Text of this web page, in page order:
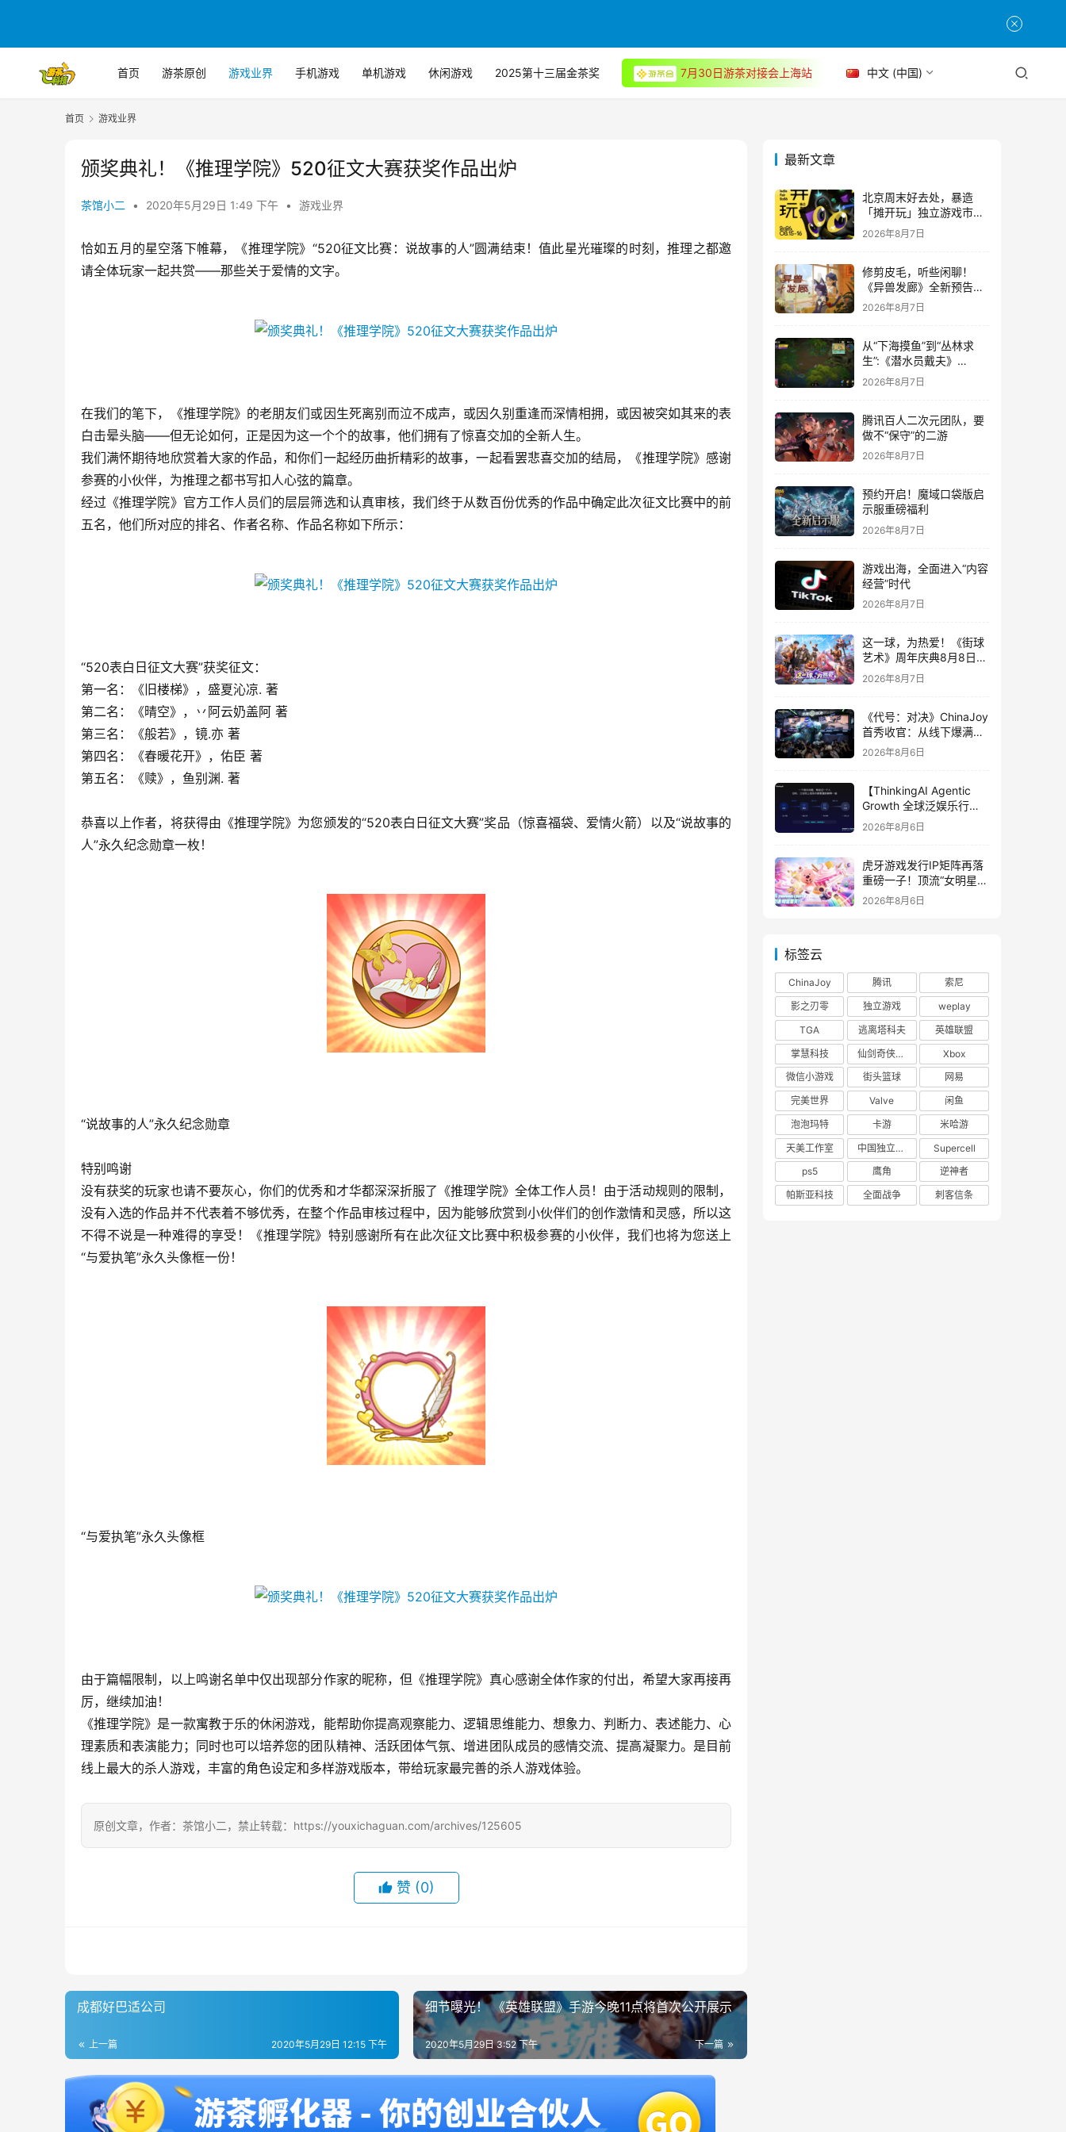
首页 游茶原创 游戏业界 手机游戏 单机游戏 休闲游戏 2025第十三届金茶奖 7月30日游茶对接会上海站 中文 (中国)
首页 游戏业界
颁奖典礼！《推理学院》520征文大赛获奖作品出炉
茶馆小二 • 2020年5月29日 1:49 下午 • 游戏业界
恰如五月的星空落下帷幕，《推理学院》“520征文比赛：说故事的人”圆满结束！值此星光璀璨的时刻，推理之都邀
请全体玩家一起共赏——那些关于爱情的文字。
在我们的笔下，《推理学院》的老朋友们或因生死离别而泣不成声，或因久别重逢而深情相拥，或因被突如其来的表
白击晕头脑——但无论如何，正是因为这一个个的故事，他们拥有了惊喜交加的全新人生。
我们满怀期待地欣赏着大家的作品，和你们一起经历曲折精彩的故事，一起看罢悲喜交加的结局，《推理学院》感谢
参赛的小伙伴，为推理之都书写扣人心弦的篇章。
经过《推理学院》官方工作人员们的层层筛选和认真审核，我们终于从数百份优秀的作品中确定此次征文比赛中的前
五名，他们所对应的排名、作者名称、作品名称如下所示：
“520表白日征文大赛”获奖征文：
第一名：《旧楼梯》，盛夏沁凉. 著
第二名：《晴空》，丷阿云奶盖阿 著
第三名：《般若》，镜.亦 著
第四名：《春暖花开》，佑臣 著
第五名：《赎》，鱼别渊. 著
恭喜以上作者，将获得由《推理学院》为您颁发的“520表白日征文大赛”奖品（惊喜福袋、爱情火箭）以及“说故事的
人”永久纪念勋章一枚！
“说故事的人”永久纪念勋章
特别鸣谢
没有获奖的玩家也请不要灰心，你们的优秀和才华都深深折服了《推理学院》全体工作人员！由于活动规则的限制，
没有入选的作品并不代表着不够优秀，在整个作品审核过程中，因为能够欣赏到小伙伴们的创作激情和灵感，所以这
不得不说是一种难得的享受！《推理学院》特别感谢所有在此次征文比赛中积极参赛的小伙伴，我们也将为您送上
“与爱执笔”永久头像框一份！
“与爱执笔”永久头像框
由于篇幅限制，以上鸣谢名单中仅出现部分作家的昵称，但《推理学院》真心感谢全体作家的付出，希望大家再接再
厉，继续加油！
《推理学院》是一款寓教于乐的休闲游戏，能帮助你提高观察能力、逻辑思维能力、想象力、判断力、表述能力、心
理素质和表演能力；同时也可以培养您的团队精神、活跃团体气氛、增进团队成员的感情交流、提高凝聚力。是目前
线上最大的杀人游戏，丰富的角色设定和多样游戏版本，带给玩家最完善的杀人游戏体验。
原创文章，作者：茶馆小二，禁止转载：https://youxichaguan.com/archives/125605
赞 (0)
成都好巴适公司
上一篇 2020年5月29日 12:15 下午
细节曝光！ 《英雄联盟》手游今晚11点将首次公开展示
下一篇
2020年5月29日 3:52 下午
最新文章
北京周末好去处，暴造
「摊开玩」独立游戏市集
正式开票！
2026年8月7日
修剪皮毛，听些闲聊！
《异兽发廊》全新预告与
Steam免费试玩公开
2026年8月7日
从“下海摸鱼”到“丛林求
生”:《潜水员戴夫》
DLC《丛林》移动端定档
8月14日
2026年8月7日
腾讯百人二次元团队，要
做不“保守”的二游
2026年8月7日
预约开启！魔域口袋版启
示服重磅福利
2026年8月7日
游戏出海，全面进入“内容
经营”时代
2026年8月7日
这一球，为热爱！《街球
艺术》周年庆典8月8日正
式上线，多重福利与全新
内容同步开启
2026年8月7日
《代号：对决》ChinaJoy
首秀收官：从线下爆满看
见玩家的真实期待
2026年8月6日
【ThinkingAI Agentic
Growth 全球泛娱乐行业
峰会】Agent 时代，人到
底负责什么
2026年8月6日
虎牙游戏发行IP矩阵再落
重磅一子！顶流“女明星”
ZANMANG LOOPY 正版
2026年8月6日
标签云
ChinaJoy 腾讯
索尼
影之刃零
独立游戏
weplay
TGA
逃离塔科夫
英雄联盟
掌慧科技
仙剑奇侠传四
Xbox
微信小游戏
街头篮球
网易
完美世界
Valve
闲鱼
泡泡玛特
卡游
米哈游
天美工作室
中国独立游戏联盟
Supercell
ps5
鹰角
逆神者
帕斯亚科技
全面战争 刺客信条